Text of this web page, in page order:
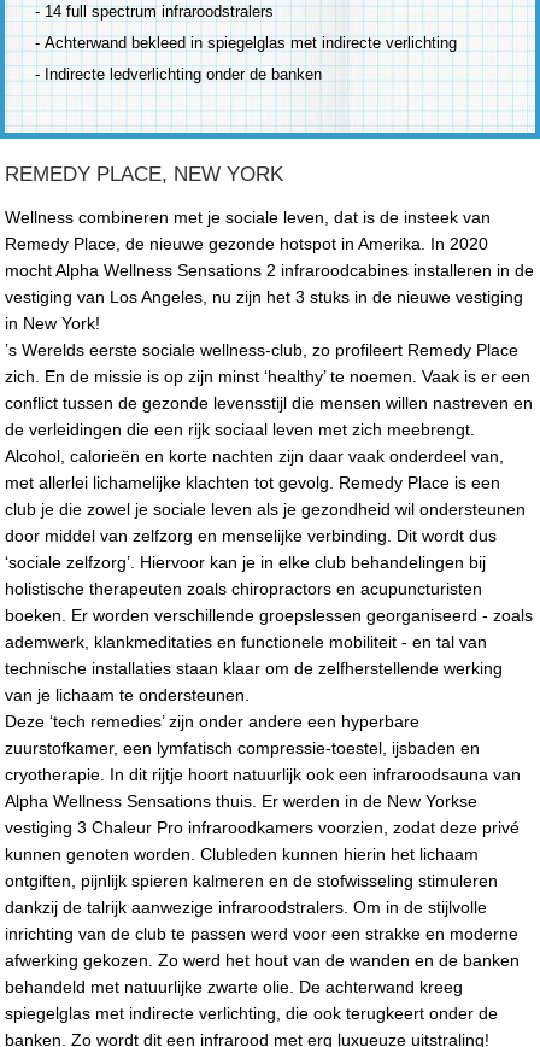
- 14 full spectrum infraroodstralers
- Achterwand bekleed in spiegelglas met indirecte verlichting
- Indirecte ledverlichting onder de banken
REMEDY PLACE, NEW YORK
Wellness combineren met je sociale leven, dat is de insteek van
Remedy Place, de nieuwe gezonde hotspot in Amerika. In 2020
mocht Alpha Wellness Sensations 2 infraroodcabines installeren in de
vestiging van Los Angeles, nu zijn het 3 stuks in de nieuwe vestiging
in New York!
’s Werelds eerste sociale wellness-club, zo profileert Remedy Place
zich. En de missie is op zijn minst ‘healthy’ te noemen. Vaak is er een
conflict tussen de gezonde levensstijl die mensen willen nastreven en
de verleidingen die een rijk sociaal leven met zich meebrengt.
Alcohol, calorieën en korte nachten zijn daar vaak onderdeel van,
met allerlei lichamelijke klachten tot gevolg. Remedy Place is een
club je die zowel je sociale leven als je gezondheid wil ondersteunen
door middel van zelfzorg en menselijke verbinding. Dit wordt dus
‘sociale zelfzorg’. Hiervoor kan je in elke club behandelingen bij
holistische therapeuten zoals chiropractors en acupuncturisten
boeken. Er worden verschillende groepslessen georganiseerd - zoals
ademwerk, klankmeditaties en functionele mobiliteit - en tal van
technische installaties staan klaar om de zelfherstellende werking
van je lichaam te ondersteunen.
Deze ‘tech remedies’ zijn onder andere een hyperbare
zuurstofkamer, een lymfatisch compressie-toestel, ijsbaden en
cryotherapie. In dit rijtje hoort natuurlijk ook een infraroodsauna van
Alpha Wellness Sensations thuis. Er werden in de New Yorkse
vestiging 3 Chaleur Pro infraroodkamers voorzien, zodat deze privé
kunnen genoten worden. Clubleden kunnen hierin het lichaam
ontgiften, pijnlijk spieren kalmeren en de stofwisseling stimuleren
dankzij de talrijk aanwezige infraroodstralers. Om in de stijlvolle
inrichting van de club te passen werd voor een strakke en moderne
afwerking gekozen. Zo werd het hout van de wanden en de banken
behandeld met natuurlijke zwarte olie. De achterwand kreeg
spiegelglas met indirecte verlichting, die ook terugkeert onder de
banken. Zo wordt dit een infrarood met erg luxueuze uitstraling!